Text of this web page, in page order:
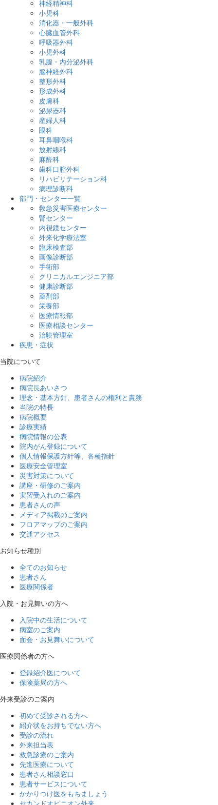
神経精神科
小児科
消化器・一般外科
心臓血管外科
呼吸器外科
小児外科
乳腺・内分泌外科
脳神経外科
整形外科
形成外科
皮膚科
泌尿器科
産婦人科
眼科
耳鼻咽喉科
放射線科
麻酔科
歯科口腔外科
リハビリテーション科
病理診断科
部門・センター一覧
救急災害医療センター
腎センター
内視鏡センター
外来化学療法室
臨床検査部
画像診断部
手術部
クリニカルエンジニア部
健康診断部
薬剤部
栄養部
医療情報部
医療相談センター
治験管理室
疾患・症状
当院について
病院紹介
病院長あいさつ
理念・基本方針、患者さんの権利と責務
当院の特長
病院概要
診療実績
病院情報の公表
院内がん登録について
個人情報保護方針等、各種指針
医療安全管理室
災害対策について
講座・研修のご案内
実習受入れのご案内
患者さんの声
メディア掲載のご案内
フロアマップのご案内
交通アクセス
お知らせ種別
全てのお知らせ
患者さん
医療関係者
入院・お見舞いの方へ
入院中の生活について
病室のご案内
面会・お見舞いについて
医療関係者の方へ
登録紹介医について
保険薬局の方へ
外来受診のご案内
初めて受診される方へ
紹介状をお持ちでない方へ
受診の流れ
外来担当表
救急診療のご案内
先進医療について
患者さん相談窓口
患者サービスについて
かかりつけ医をもちましょう